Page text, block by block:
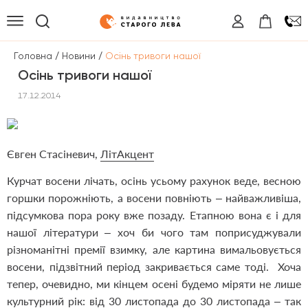
Головна / Новини / Осінь тривоги нашої
Осінь тривоги нашої
17.12.2014
Євген Стасіневич, ЛітАкцент
Курчат восени лічать, осінь усьому рахунок веде, весною
горшки порожніють, а восени повніють – найважливіша,
підсумкова пора року вже позаду. Етапною вона є і для
нашої літератури – хоч би чого там поприсуджували
різноманітні премії взимку, але картина вимальовується
восени, підзвітний період закривається саме тоді. Хоча
тепер, очевидно, ми кінцем осені будемо міряти не лише
культурний рік: від 30 листопада до 30 листопада – так